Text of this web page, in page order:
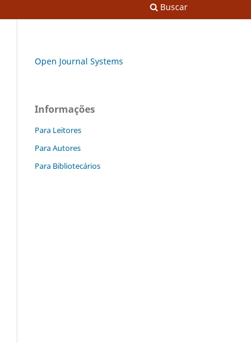
Buscar
Open Journal Systems
Informações
Para Leitores
Para Autores
Para Bibliotecários